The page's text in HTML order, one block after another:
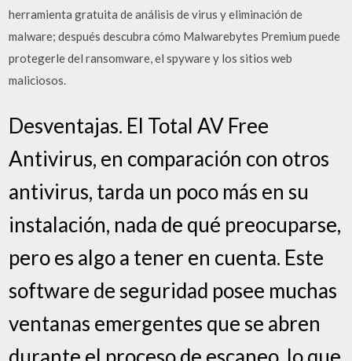
herramienta gratuita de análisis de virus y eliminación de
malware; después descubra cómo Malwarebytes Premium puede
protegerle del ransomware, el spyware y los sitios web
maliciosos.
Desventajas. El Total AV Free
Antivirus, en comparación con otros
antivirus, tarda un poco más en su
instalación, nada de qué preocuparse,
pero es algo a tener en cuenta. Este
software de seguridad posee muchas
ventanas emergentes que se abren
durante el proceso de escaneo, lo que